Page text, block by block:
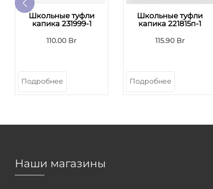
Школьные туфли
капика 231999-1
110.00 Br
Подробнее
Школьные туфли
капика 221815п-1
115.90 Br
Подробнее
Наши магазины